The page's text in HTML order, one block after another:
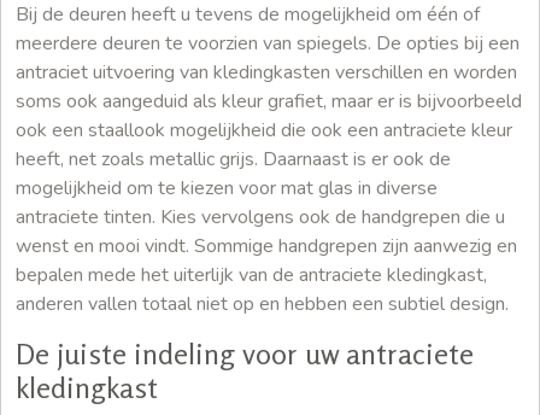
Bij de deuren heeft u tevens de mogelijkheid om één of
meerdere deuren te voorzien van spiegels. De opties bij een
antraciet uitvoering van kledingkasten verschillen en worden
soms ook aangeduid als kleur grafiet, maar er is bijvoorbeeld
ook een staallook mogelijkheid die ook een antraciete kleur
heeft, net zoals metallic grijs. Daarnaast is er ook de
mogelijkheid om te kiezen voor mat glas in diverse
antraciete tinten. Kies vervolgens ook de handgrepen die u
wenst en mooi vindt. Sommige handgrepen zijn aanwezig en
bepalen mede het uiterlijk van de antraciete kledingkast,
anderen vallen totaal niet op en hebben een subtiel design.
De juiste indeling voor uw antraciete
kledingkast